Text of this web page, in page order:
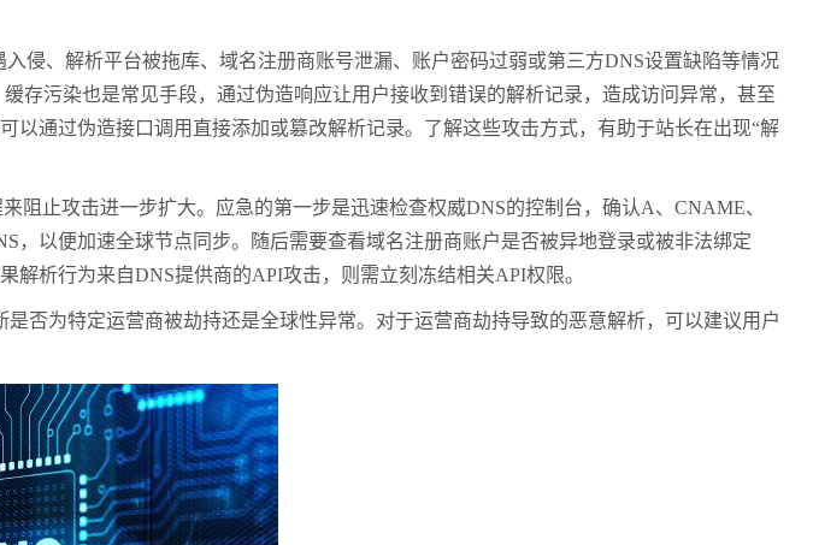
、解析平台被拖库、域名注册商账号泄漏、账户密码过弱或第三方DNS设置缺陷等情况
存污染也是常见手段，通过伪造响应让用户接收到错误的解析记录，造成访问异常，甚至
通过伪造接口调用直接添加或篡改解析记录。了解这些攻击方式，有助于站长在出现“解
止攻击进一步扩大。应急的第一步是迅速检查权威DNS的控制台，确认A、CNAME、
以便加速全球节点同步。随后需要查看域名注册商账户是否被异地登录或被非法绑定
析行为来自DNS提供商的API攻击，则需立刻冻结相关API权限。
为特定运营商被劫持还是全球性异常。对于运营商劫持导致的恶意解析，可以建议用户